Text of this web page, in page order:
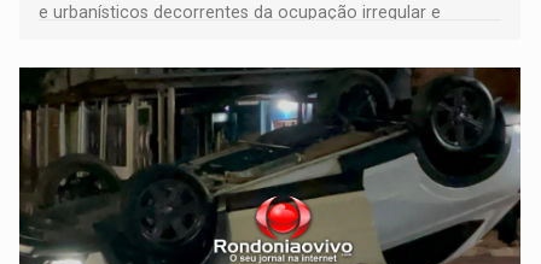
e urbanísticos decorrentes da ocupação irregular e